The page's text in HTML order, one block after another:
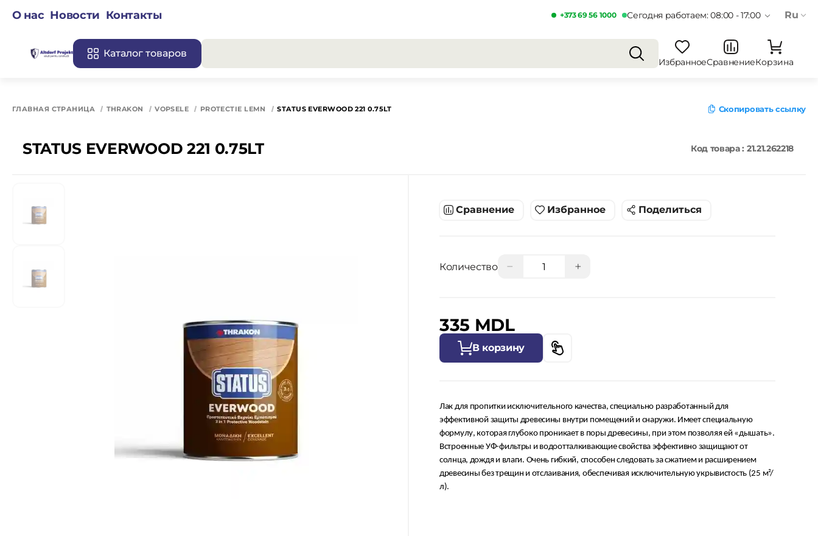
О нас Новости Контакты +373 69 56 1000 Сегодня работаем: 08:00 - 17:00 Ru
Каталог товаров
ИзбранноеСравнениеКорзина
ГЛАВНАЯ СТРАНИЦА THRAKON VOPSELE PROTECTIE LEMN STATUS EVERWOOD 221 0.75LT Скопировать ссылку
STATUS EVERWOOD 221 0.75LT Код товара : 21.21.262218
Сравнение Избранное Поделиться
Количество − +
335 MDL
В корзину
Лак для пропитки исключительного качества, специально разработанный для
эффективной защиты древесины внутри помещений и снаружи. Имеет специальную
формулу, которая глубоко проникает в поры древесины, при этом позволяя ей «дышать».
Встроенные УФ-фильтры и водоотталкивающие свойства эффективно защищают от
солнца, дождя и влаги. Очень гибкий, способен следовать за сжатием и расширением
древесины без трещин и отслаивания, обеспечивая исключительную укрывистость (25 м²/
л).